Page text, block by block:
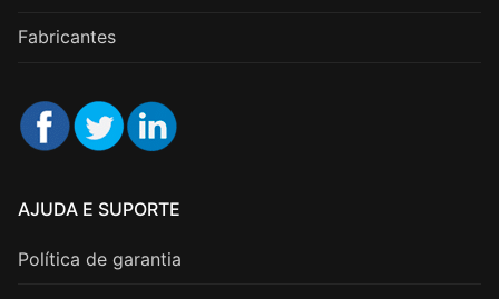
Fabricantes
AJUDA E SUPORTE
Política de garantia